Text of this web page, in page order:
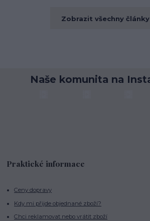
Zobrazit všechny články
Naše komunita na
Praktické informace
Ceny dopravy
Kdy mi přijde objednané zboží?
Chci reklamovat nebo vrátit zboží